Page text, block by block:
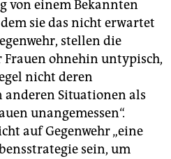
von einem Bekannten
sie das nicht erwartet
stellen die
ohnehin untypisch,
nicht deren
Situationen als
unangemessen“.
auf Gegenwehr „eine
sein, um